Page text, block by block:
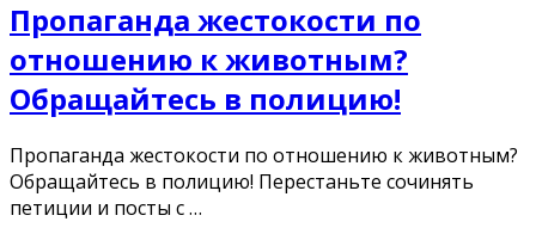
Пропаганда жестокости по
отношению к животным?
Обращайтесь в полицию!
Пропаганда жестокости по отношению к животным?
Обращайтесь в полицию! Перестаньте сочинять
петиции и посты с …